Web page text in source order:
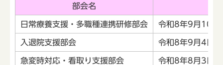
部会名
日常療養支援・多職種連携研修部会 令和8年9月10日
入退院支援部会 令和8年9月4日
急変時対応・看取り支援部会 令和8年8月3日